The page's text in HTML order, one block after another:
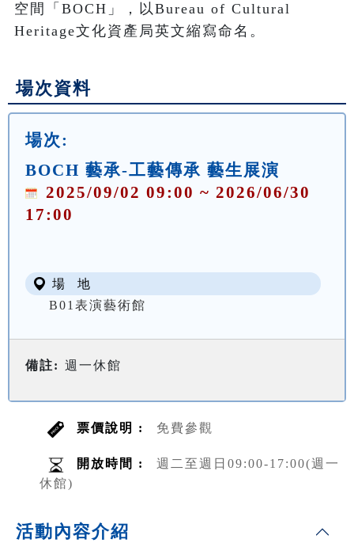
空間「BOCH」，以Bureau of Cultural
Heritage文化資產局英文縮寫命名。
場次資料
場次:
BOCH 藝承-工藝傳承 藝生展演
2025/09/02 09:00 ~ 2026/06/30
17:00
場 地
B01表演藝術館
備註: 週一休館
票價說明 : 免費參觀
開放時間 :
週二至週日09:00-17:00(週一
休館)
活動內容介紹